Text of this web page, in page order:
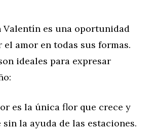
Valentín es una oportunidad
el amor en todas sus formas.
ideales para expresar
es la única flor que crece y
sin la ayuda de las estaciones.